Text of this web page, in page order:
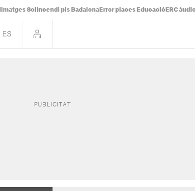
Imatges Sol Incendi pis Badalona Error places Educació ERC